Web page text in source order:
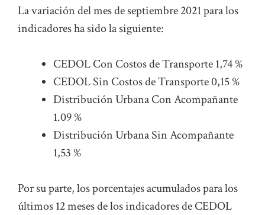
La variación del mes de septiembre 2021 para los
indicadores ha sido la siguiente:
CEDOL Con Costos de Transporte 1,74 %
CEDOL Sin Costos de Transporte 0,15 %
Distribución Urbana Con Acompañante
1.09 %
Distribución Urbana Sin Acompañante
1,53 %
Por su parte, los porcentajes acumulados para los
últimos 12 meses de los indicadores de CEDOL